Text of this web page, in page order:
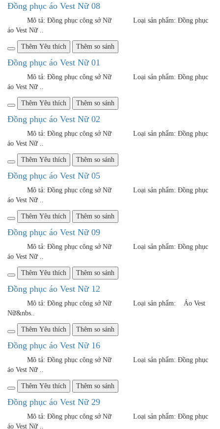
áo Vest Nữ ..
Thêm Yêu thích Thêm so sánh
Mô tả: Đồng phục công sở Nữ Loại sản phẩm: Đồng phục
áo Vest Nữ ..
Thêm Yêu thích Thêm so sánh
Mô tả: Đồng phục công sở Nữ Loại sản phẩm: Đồng phục
áo Vest Nữ ..
Thêm Yêu thích Thêm so sánh
Mô tả: Đồng phục công sở Nữ Loại sản phẩm: Đồng phục
áo Vest Nữ ..
Thêm Yêu thích Thêm so sánh
Mô tả: Đồng phục công sở Nữ Loại sản phẩm: Đồng phục
áo Vest Nữ ..
Thêm Yêu thích Thêm so sánh
Mô tả: Đồng phục công sở Nữ Loại sản phẩm: Đồng phục
áo Vest Nữ ..
Thêm Yêu thích Thêm so sánh
Đồng phục áo Vest Nữ 34
Mô tả: Đồng phục công sở Nữ Loại sản phẩm: &..
Thêm Yêu thích Thêm so sánh
Mô tả: Đồng phục công sở Nữ Loại sản phẩm: Vest Nữ
c&..
Thêm Yêu thích Thêm so sánh